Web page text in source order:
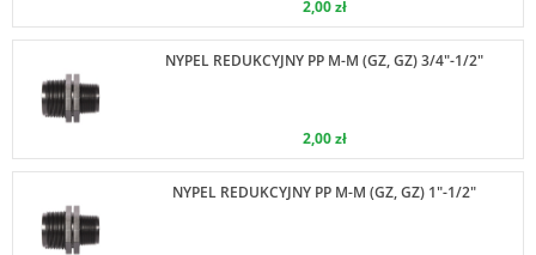
2,00 zł
NYPEL REDUKCYJNY PP M-M (GZ, GZ) 3/4"-1/2"
2,00 zł
NYPEL REDUKCYJNY PP M-M (GZ, GZ) 1"-1/2"